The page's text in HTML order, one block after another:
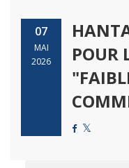
07
MAI
2026
POUR